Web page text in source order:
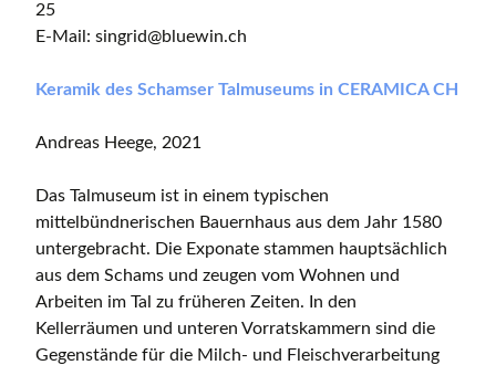
25
E-Mail: singrid@bluewin.ch
Keramik des Schamser Talmuseums in CERAMICA CH
Andreas Heege, 2021
Das Talmuseum ist in einem typischen
mittelbündnerischen Bauernhaus aus dem Jahr 1580
untergebracht. Die Exponate stammen hauptsächlich
aus dem Schams und zeugen vom Wohnen und
Arbeiten im Tal zu früheren Zeiten. In den
Kellerräumen und unteren Vorratskammern sind die
Gegenstände für die Milch- und Fleischverarbeitung